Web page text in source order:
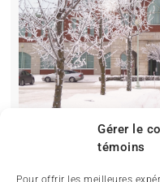
Gérer le
témoins
Pour offrir les meilleures